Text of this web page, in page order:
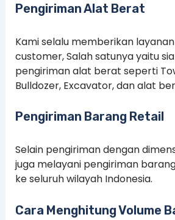
Pengiriman Alat Berat
Kami selalu memberikan
customer, Salah satunya yaitu
pengiriman alat berat seperti
Bulldozer, Excavator, dan alat
Pengiriman Barang Retail
Selain pengiriman dengan
juga melayani pengiriman
ke seluruh wilayah Indonesia.
Cara Menghitung Volume